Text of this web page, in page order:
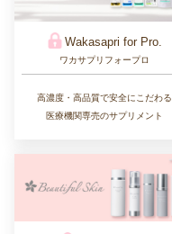
Wakasapri for Pro.
ワカサプリフォープロ
高濃度・高品質で安全にこだわる
医療機関専売のサプリメント